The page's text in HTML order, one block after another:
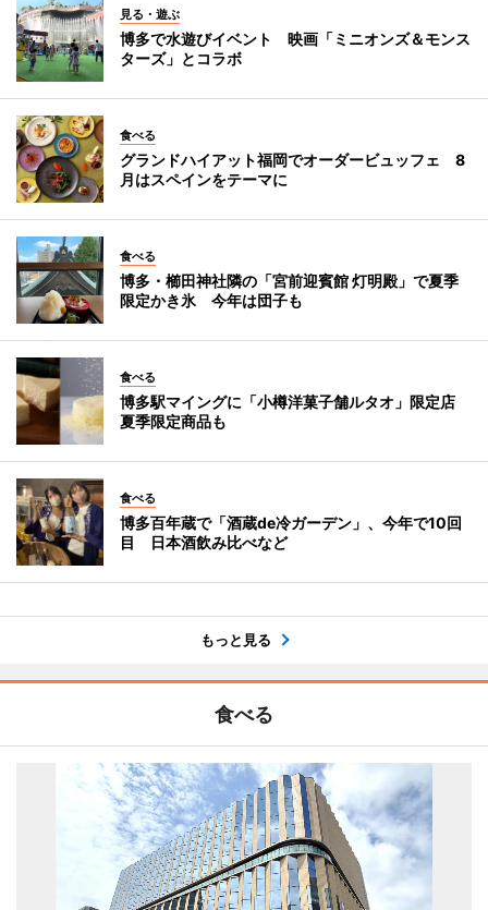
見る・遊ぶ
博多で水遊びイベント 映画「ミニオンズ＆モンス
ターズ」とコラボ
食べる
グランドハイアット福岡でオーダービュッフェ 8
月はスペインをテーマに
食べる
博多・櫛田神社隣の「宮前迎賓館 灯明殿」で夏季
限定かき氷 今年は団子も
食べる
博多駅マイングに「小樽洋菓子舗ルタオ」限定店
夏季限定商品も
食べる
博多百年蔵で「酒蔵de冷ガーデン」、今年で10回
目 日本酒飲み比べなど
もっと見る
食べる